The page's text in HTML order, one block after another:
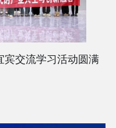
交流学习活动圆满